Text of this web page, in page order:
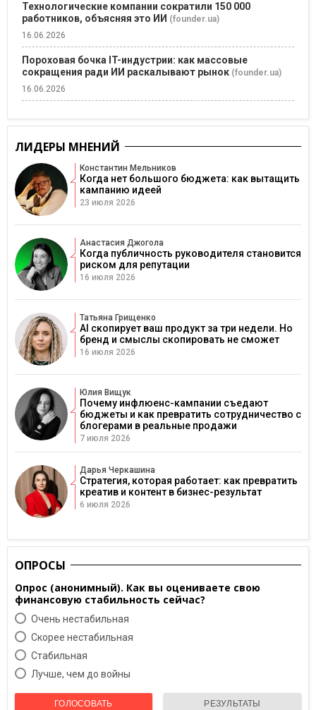
Технологические компании сократили 150 000
работников, объясняя это ИИ (founder.ua)
16.06.2026
Пороховая бочка IT-индустрии: как массовые
сокращения ради ИИ раскалывают рынок (founder.ua)
16.06.2026
ЛИДЕРЫ МНЕНИЙ
Константин Мельников
Когда нет большого бюджета: как вытащить
кампанию идеей
23 июля 2026
Анастасия Джогола
Когда публичность руководителя становится
риском для репутации
16 июля 2026
Татьяна Грищенко
AI скопирует ваш продукт за три недели. Но
бренд и смыслы скопировать не сможет
16 июля 2026
Юлия Вищук
Почему инфлюенс-кампании съедают
бюджеты и как превратить сотрудничество с
блогерами в реальные продажи
7 июля 2026
Дарья Черкашина
Стратегия, которая работает: как превратить
креатив и контент в бизнес-результат
6 июля 2026
ОПРОСЫ
Опрос (анонимный). Как вы оцениваете свою
финансовую стабильность сейчас?
Очень нестабильная
Скорее нестабильная
Cтабильная
Лучше, чем до войны
ГОЛОСОВАТЬ РЕЗУЛЬТАТЫ